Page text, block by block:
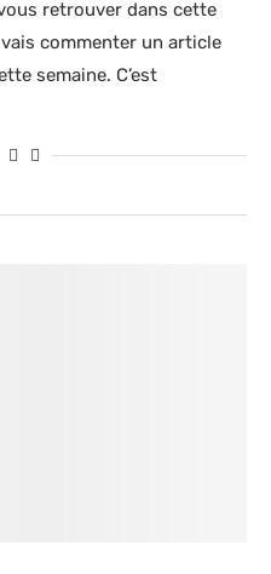
retrouver dans cette
commenter un article
semaine. C’est